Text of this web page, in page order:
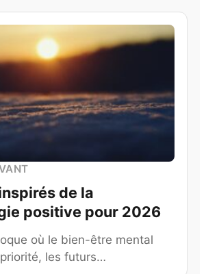
de la
positive pour 2026
où le bien-être mental
les futurs…